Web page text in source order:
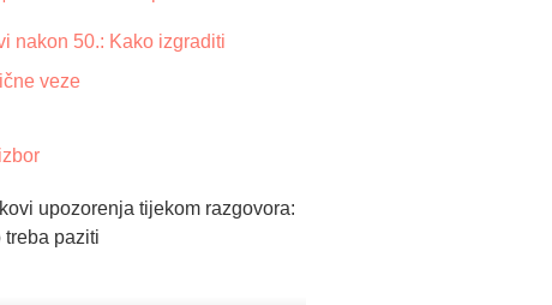
nakon 50.: Kako izgraditi
veze